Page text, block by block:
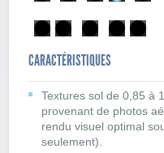
CARACTÉRISTIQUES
Textures sol de 0,85 à
provenant de photos
rendu visuel optimal
seulement).